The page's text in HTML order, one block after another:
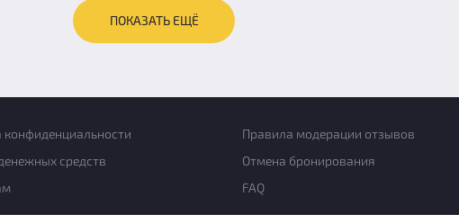
ПОКАЗАТЬ ЕЩЁ
конфиденциальности
Правила модерации отзывов
средств
Отмена бронирования
FAQ